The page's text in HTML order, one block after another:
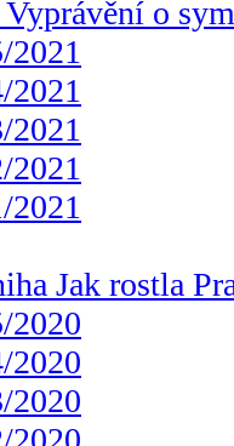
o
2021
2021
2021
2021
2021
Jak rostla
2020
2020
2020